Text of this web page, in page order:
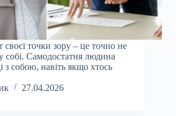
своєї точки зору – це точно не
собі. Самодостатня людина
з собою, навіть якщо хтось
27.04.2026